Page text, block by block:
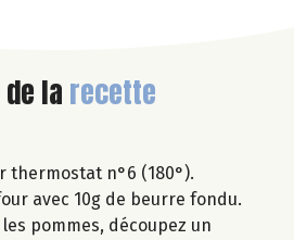
de la recette
thermostat n°6 (180°).
avec 10g de beurre fondu.
pommes, découpez un